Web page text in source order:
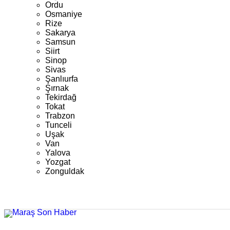
Ordu
Osmaniye
Rize
Sakarya
Samsun
Siirt
Sinop
Sivas
Şanlıurfa
Şırnak
Tekirdağ
Tokat
Trabzon
Tunceli
Uşak
Van
Yalova
Yozgat
Zonguldak